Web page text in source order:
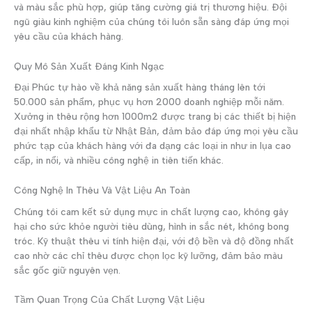
và màu sắc phù hợp, giúp tăng cường giá trị thương hiệu. Đội
ngũ giàu kinh nghiệm của chúng tôi luôn sẵn sàng đáp ứng mọi
yêu cầu của khách hàng.
Quy Mô Sản Xuất Đáng Kinh Ngạc
Đại Phúc tự hào về khả năng sản xuất hàng tháng lên tới
50.000 sản phẩm, phục vụ hơn 2000 doanh nghiệp mỗi năm.
Xưởng in thêu rộng hơn 1000m2 được trang bị các thiết bị hiện
đại nhất nhập khẩu từ Nhật Bản, đảm bảo đáp ứng mọi yêu cầu
phức tạp của khách hàng với đa dạng các loại in như in lụa cao
cấp, in nổi, và nhiều công nghệ in tiên tiến khác.
Công Nghệ In Thêu Và Vật Liệu An Toàn
Chúng tôi cam kết sử dụng mực in chất lượng cao, không gây
hại cho sức khỏe người tiêu dùng, hình in sắc nét, không bong
tróc. Kỹ thuật thêu vi tính hiện đại, với độ bền và độ đồng nhất
cao nhờ các chỉ thêu được chọn lọc kỹ lưỡng, đảm bảo màu
sắc gốc giữ nguyên vẹn.
Tầm Quan Trọng Của Chất Lượng Vật Liệu